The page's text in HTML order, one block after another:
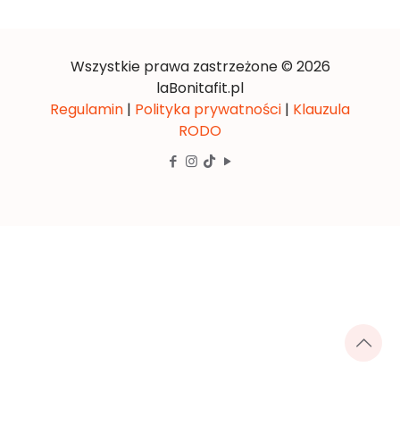
Wszystkie prawa zastrzeżone © 2026
laBonitafit.pl
Regulamin | Polityka prywatności | Klauzula
RODO